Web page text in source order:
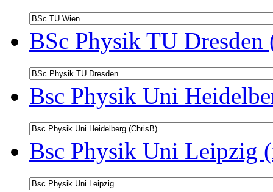
BSc Physik TU
Bsc Physik Uni
Bsc Physik Uni Leipzig